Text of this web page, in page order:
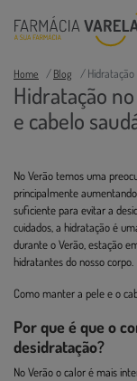
Home Blog
Hidratação
e cabelo
No Verão temos uma
principalmente
suficiente para evitar a
cuidados, a hidratação é
durante o Verão, estação
hidratantes do nosso corpo.
Como manter a pele e o
Por que é que o
desidratação?
No Verão o calor é mais